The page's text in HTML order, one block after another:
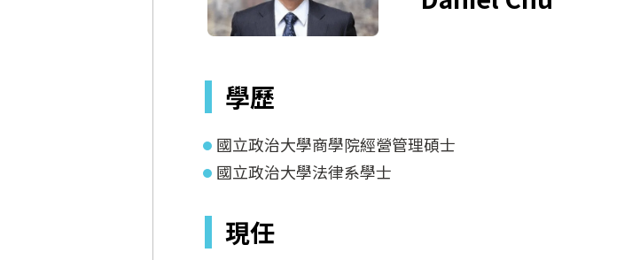
學歷
國立政治大學商學院經營管理碩士
國立政治大學法律系學士
現任